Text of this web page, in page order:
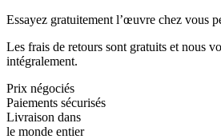
Essayez gratuitement l’œuvre chez vous
Les frais de retours sont gratuits et nous
intégralement.
Prix négociés
Paiements sécurisés
Livraison dans
le monde entier